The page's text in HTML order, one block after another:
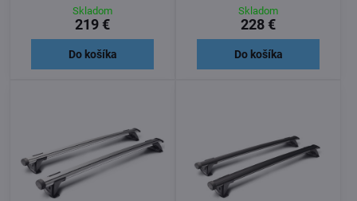
Skladom
219 €
Do košíka
Skladom
228 €
Do košíka